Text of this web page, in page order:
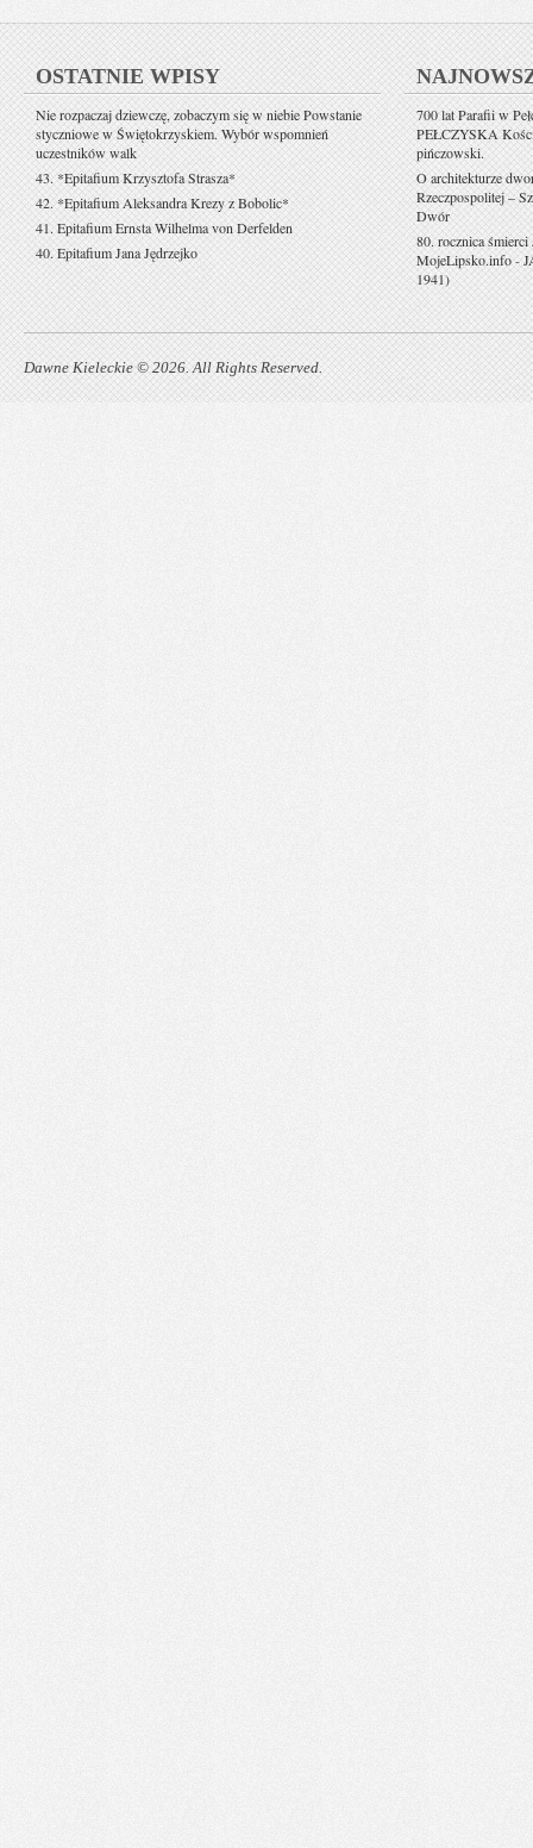
OSTATNIE WPISY
Nie rozpaczaj dziewczę, zobaczym się w niebie Powstanie
styczniowe w Świętokrzyskiem. Wybór wspomnień
uczestników walk
43. *Epitafium Krzysztofa Strasza*
42. *Epitafium Aleksandra Krezy z Bobolic*
41. Epitafium Ernsta Wilhelma von Derfelden
40. Epitafium Jana Jędrzejko
700 lat Parafii w
PEŁCZYSKA
pińczowski.
O architekturze
Rzeczpospolitej –
Dwór
80. rocznica
MojeLipsko.info-
1941)
Dawne Kieleckie © 2026. All Rights Reserved.